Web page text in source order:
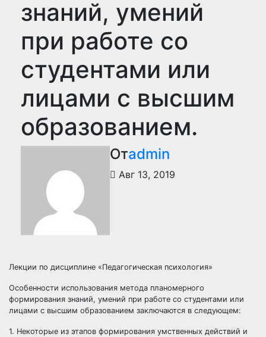
знаний, умений
при работе со
студентами или
лицами с высшим
образованием.
Отadmin
Авг 13, 2019
Лекции по дисциплине «Педагогическая психология»
Особенности использования метода планомерного
формирования знаний, умений при работе со студентами или
лицами с высшим образованием заключаются в следующем:
1. Некоторые из этапов формирования умственных действий и